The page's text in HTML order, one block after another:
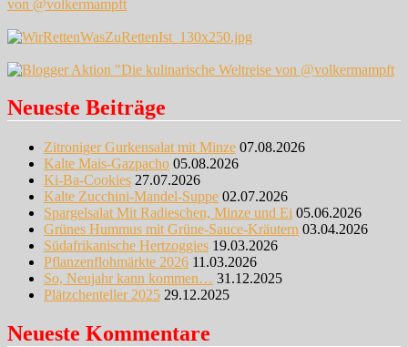
Neueste Beiträge
Zitroniger Gurkensalat mit Minze 07.08.2026
Kalte Mais-Gazpacho 05.08.2026
Ki-Ba-Cookies 27.07.2026
Kalte Zucchini-Mandel-Suppe 02.07.2026
Spargelsalat Mit Radieschen, Minze und Ei 05.06.2026
Grünes Hummus mit Grüne-Sauce-Kräutern 03.04.2026
Südafrikanische Hertzoggies 19.03.2026
Pflanzenflohmärkte 2026 11.03.2026
So, Neujahr kann kommen… 31.12.2025
Plätzchenteller 2025 29.12.2025
Neueste Kommentare